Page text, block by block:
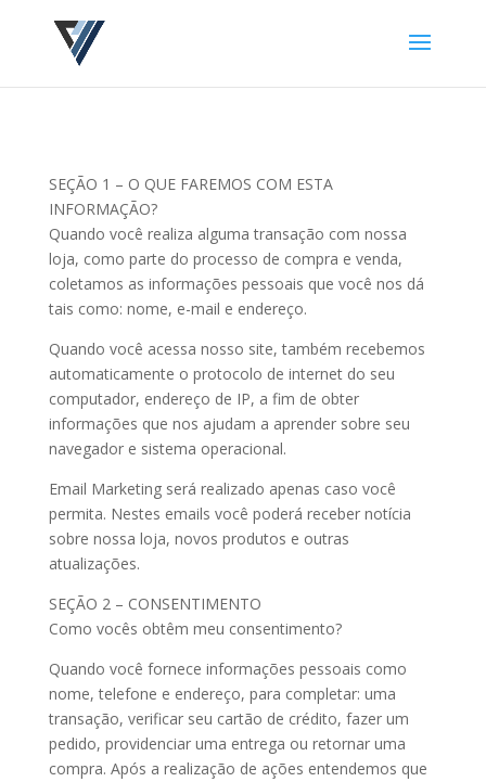
SEÇÃO 1 – O QUE FAREMOS COM ESTA
INFORMAÇÃO?
Quando você realiza alguma transação com nossa
loja, como parte do processo de compra e venda,
coletamos as informações pessoais que você nos dá
tais como: nome, e-mail e endereço.
Quando você acessa nosso site, também recebemos
automaticamente o protocolo de internet do seu
computador, endereço de IP, a fim de obter
informações que nos ajudam a aprender sobre seu
navegador e sistema operacional.
Email Marketing será realizado apenas caso você
permita. Nestes emails você poderá receber notícia
sobre nossa loja, novos produtos e outras
atualizações.
SEÇÃO 2 – CONSENTIMENTO
Como vocês obtêm meu consentimento?
Quando você fornece informações pessoais como
nome, telefone e endereço, para completar: uma
transação, verificar seu cartão de crédito, fazer um
pedido, providenciar uma entrega ou retornar uma
compra. Após a realização de ações entendemos que